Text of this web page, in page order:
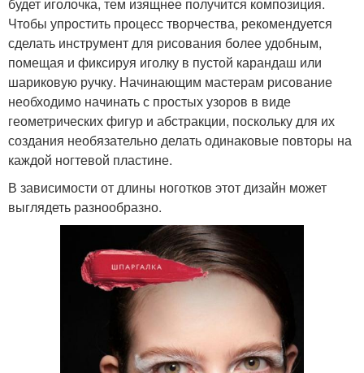
Чтобы упростить процесс творчества, рекомендуется
сделать инструмент для рисования более удобным,
помещая и фиксируя иголку в пустой карандаш или
шариковую ручку. Начинающим мастерам рисование
необходимо начинать с простых узоров в виде
геометрических фигур и абстракции, поскольку для их
создания необязательно делать одинаковые повторы на
каждой ногтевой пластине.
В зависимости от длины ноготков этот дизайн может
выглядеть разнообразно.